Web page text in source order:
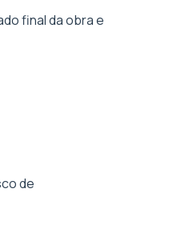
final da obra e
de